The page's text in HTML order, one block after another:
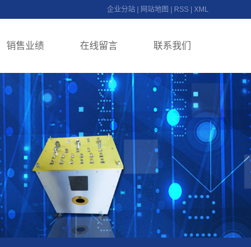
企业分站 网站地图 RSS XML
销售业绩 在线留言 联系我们